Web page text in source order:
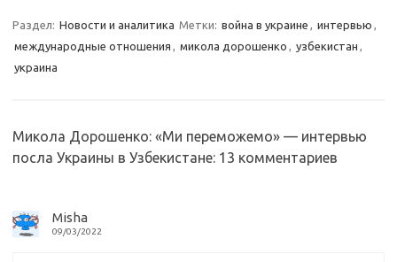
a
m
kl
as
i
o
o
а
в
ь
Раздел: Новости и аналитика Метки: война в украине , интервью ,
международные отношения , микола дорошенко , узбекистан ,
украина
Микола Дорошенко: «Ми переможемо» — интервью
посла Украины в Узбекистане: 13 комментариев
Misha
09/03/2022